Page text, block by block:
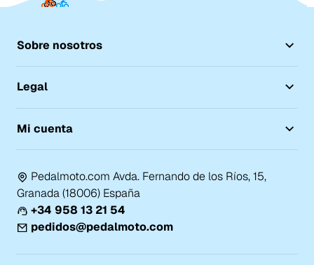
Sobre nosotros
Legal
Mi cuenta
Pedalmoto.com Avda. Fernando de los Ríos, 15,
Granada (18006) España
+34 958 13 21 54
pedidos@pedalmoto.com